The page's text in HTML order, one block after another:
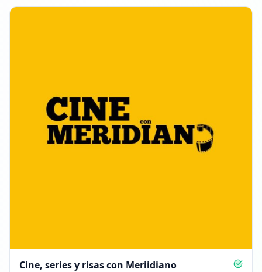
Cine, series y risas con Meriidiano